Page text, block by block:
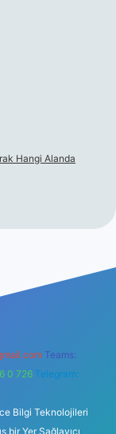
Hangi Alanda
Teams:
0 726 Telegram:
Bilgi Teknolojileri
bir Yer Sağlayıcı